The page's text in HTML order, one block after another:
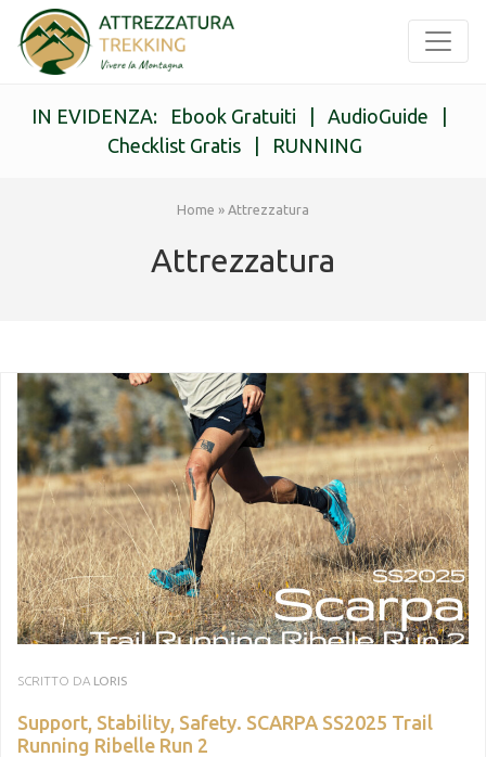
IN EVIDENZA: Ebook Gratuiti AudioGuide
Checklist Gratis| RUNNING
Home » Attrezzatura
Attrezzatura
SCRITTO DA LORIS
Support, Stability, Safety. SCARPA SS2025 Trail
Running Ribelle Run 2